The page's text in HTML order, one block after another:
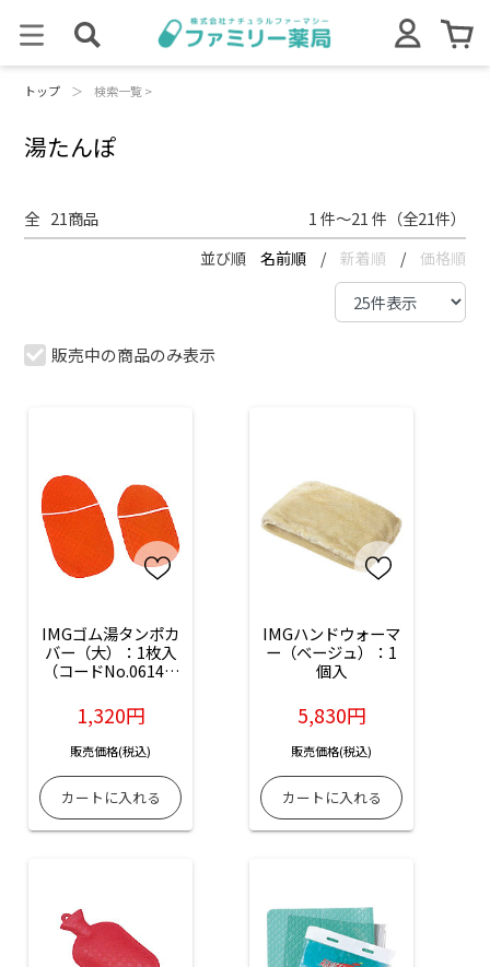
トップ ＞ 検索一覧 >
湯たんぽ
全 21商品 1 件～21 件（全21件）
並び順 名前順 / 新着順 / 価格順
販売中の商品のみ表示
IMGゴム湯タンポカ
バー（大）：1枚入
（コードNo.06147-
1,320円
販売価格(税込)
IMGハンドウォーマ
ー（ベージュ）：1
個入
5,830円
販売価格(税込)